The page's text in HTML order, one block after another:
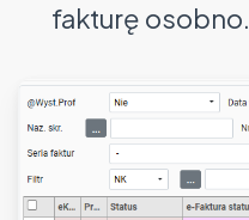
fakturę osobno.